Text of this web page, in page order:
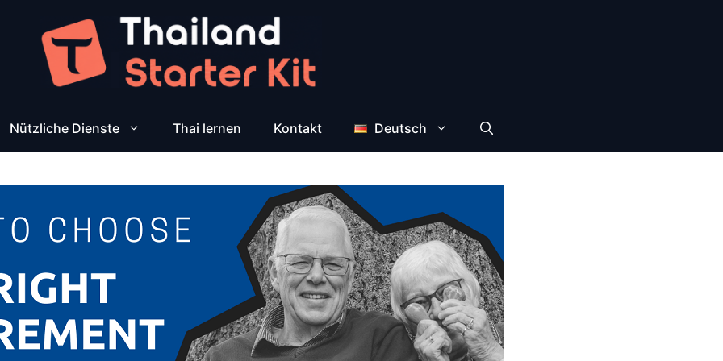
Nützliche Dienste Thai lernen Kontakt Deutsch